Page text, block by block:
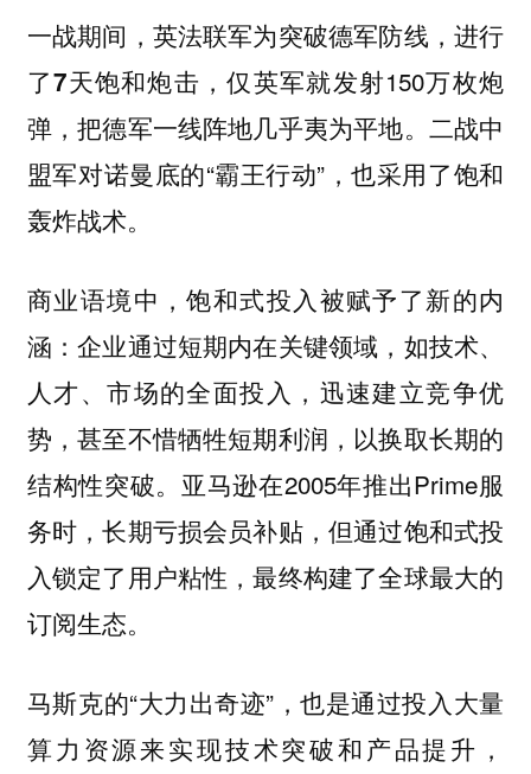
一战期间，英法联军为突破德军防线，进行
了7天饱和炮击，仅英军就发射150万枚炮
弹，把德军一线阵地几乎夷为平地。二战中
盟军对诺曼底的“霸王行动”，也采用了饱和
轰炸战术。
商业语境中，饱和式投入被赋予了新的内
涵：企业通过短期内在关键领域，如技术、
人才、市场的全面投入，迅速建立竞争优
势，甚至不惜牺牲短期利润，以换取长期的
结构性突破。亚马逊在2005年推出Prime服
务时，长期亏损会员补贴，但通过饱和式投
入锁定了用户粘性，最终构建了全球最大的
订阅生态。
马斯克的“大力出奇迹”，也是通过投入大量
算力资源来实现技术突破和产品提升，